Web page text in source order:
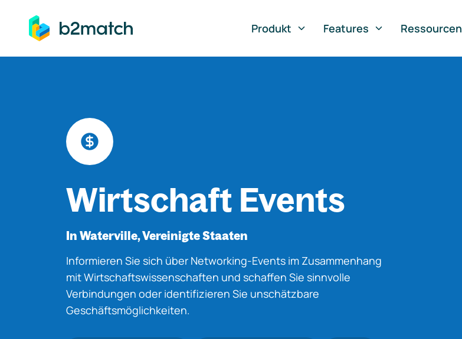
springen
Produkt
Features Ressourcen
Wirtschaft Events
In Waterville, Vereinigte Staaten
Informieren Sie sich über Networking-Events im Zusammenhang
mit Wirtschaftswissenschaften und schaffen Sie sinnvolle
Verbindungen oder identifizieren Sie unschätzbare
Geschäftsmöglichkeiten.